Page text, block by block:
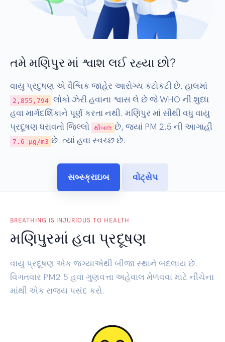
તમે મણિપુર માં શ્વાશ લઈ રહ્યા છો?
વાયુ પ્રદુષણ એ વૈશ્વિક જાહેર આરોગ્ય કટોકટી છે. હાલમાં
2,855,794
લોકો ઝેરી હવાના શ્વાસ લે છે જે WHO ની શુધ્ધ
હવા માર્ગદર્શિકાને પૂર્ણ કરતા નથી. મણિપુર માં સૌથી વધુ વાયુ
પ્રદૂષણ ધરાવતો જિલ્લો થૌબાલ છે, જ્યાં PM 2.5 ની આગાહી
7.6 µg/m3 છે. ત્યાં હવા સ્વચ્છ છે.
સબ્સ્ક્રાઇબ વોટ્સેપ
BREATHING IS INJURIOUS TO HEALTH
મણિપુરમાં હવા પ્રદૂષણ
વાયુ પ્રદૂષણ એક જગ્યાએથી બીજા સ્થાને બદલાય છે.
વિગતવાર PM2.5 હવા ગુણવત્તા અહેવાલ મેળવવા માટે નીચેના
માંથી એક રાજ્ય પસંદ કરો.